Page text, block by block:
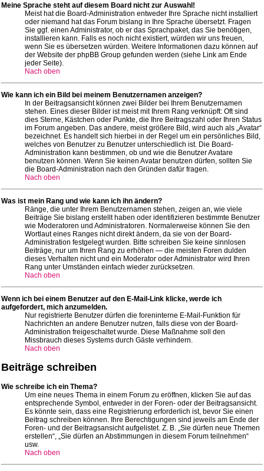
Meine Sprache steht auf diesem Board nicht zur Auswahl!
Meist hat die Board-Administration entweder Ihre Sprache nicht installiert
oder niemand hat das Forum bislang in Ihre Sprache übersetzt. Fragen
Sie ggf. einen Administrator, ob er das Sprachpaket, das Sie benötigen,
installieren kann. Falls es noch nicht existiert, würden wir uns freuen,
wenn Sie es übersetzen würden. Weitere Informationen dazu können auf
der Website der phpBB Group gefunden werden (siehe Link am Ende
jeder Seite).
Nach oben
Wie kann ich ein Bild bei meinem Benutzernamen anzeigen?
In der Beitragsansicht können zwei Bilder bei Ihrem Benutzernamen
stehen. Eines dieser Bilder ist meist mit Ihrem Rang verknüpft: Oft sind
dies Sterne, Kästchen oder Punkte, die Ihre Beitragszahl oder Ihren Status
im Forum angeben. Das andere, meist größere Bild, wird auch als „Avatar“
bezeichnet. Es handelt sich hierbei in der Regel um ein persönliches Bild,
welches von Benutzer zu Benutzer unterschiedlich ist. Die Board-
Administration kann bestimmen, ob und wie die Benutzer Avatare
benutzen können. Wenn Sie keinen Avatar benutzen dürfen, sollten Sie
die Board-Administration nach den Gründen dafür fragen.
Nach oben
Was ist mein Rang und wie kann ich ihn ändern?
Ränge, die unter Ihrem Benutzernamen stehen, zeigen an, wie viele
Beiträge Sie bislang erstellt haben oder identifizieren bestimmte Benutzer
wie Moderatoren und Administratoren. Normalerweise können Sie den
Wortlaut eines Ranges nicht direkt ändern, da sie von der Board-
Administration festgelegt wurden. Bitte schreiben Sie keine sinnlosen
Beiträge, nur um Ihren Rang zu erhöhen — die meisten Foren dulden
dieses Verhalten nicht und ein Moderator oder Administrator wird Ihren
Rang unter Umständen einfach wieder zurücksetzen.
Nach oben
Wenn ich bei einem Benutzer auf den E-Mail-Link klicke, werde ich
aufgefordert, mich anzumelden.
Nur registrierte Benutzer dürfen die foreninterne E-Mail-Funktion für
Nachrichten an andere Benutzer nutzen, falls diese von der Board-
Administration freigeschaltet wurde. Diese Maßnahme soll den
Missbrauch dieses Systems durch Gäste verhindern.
Nach oben
Beiträge schreiben
Wie schreibe ich ein Thema?
Um eine neues Thema in einem Forum zu eröffnen, klicken Sie auf das
entsprechende Symbol, entweder in der Foren- oder der Beitragsansicht.
Es könnte sein, dass eine Registrierung erforderlich ist, bevor Sie einen
Beitrag schreiben können. Ihre Berechtigungen sind jeweils am Ende der
Foren- und der Beitragsansicht aufgelistet. Z. B. „Sie dürfen neue Themen
erstellen“, „Sie dürfen an Abstimmungen in diesem Forum teilnehmen“
usw.
Nach oben